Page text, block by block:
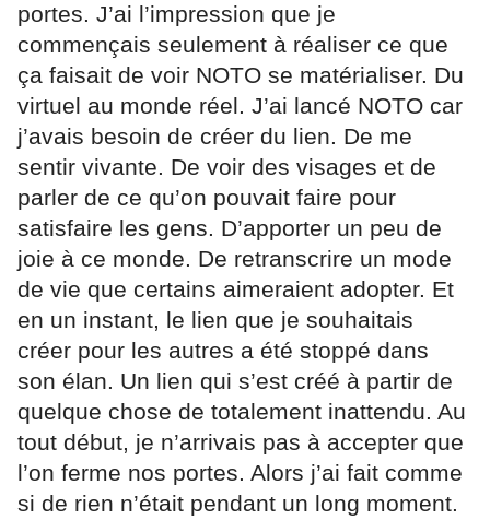
portes. J’ai l’impression que je
commençais seulement à réaliser ce que
ça faisait de voir NOTO se matérialiser. Du
virtuel au monde réel. J’ai lancé NOTO car
j’avais besoin de créer du lien. De me
sentir vivante. De voir des visages et de
parler de ce qu’on pouvait faire pour
satisfaire les gens. D’apporter un peu de
joie à ce monde. De retranscrire un mode
de vie que certains aimeraient adopter. Et
en un instant, le lien que je souhaitais
créer pour les autres a été stoppé dans
son élan. Un lien qui s’est créé à partir de
quelque chose de totalement inattendu. Au
tout début, je n’arrivais pas à accepter que
l’on ferme nos portes. Alors j’ai fait comme
si de rien n’était pendant un long moment.